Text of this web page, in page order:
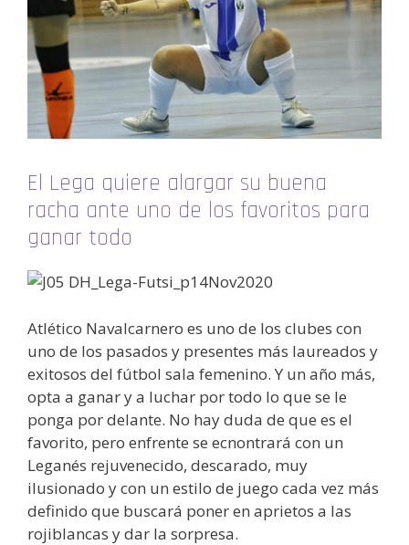
El Lega quiere alargar su buena
racha ante uno de los favoritos para
ganar todo
Atlético Navalcarnero es uno de los clubes con
uno de los pasados y presentes más laureados y
exitosos del fútbol sala femenino. Y un año más,
opta a ganar y a luchar por todo lo que se le
ponga por delante. No hay duda de que es el
favorito, pero enfrente se ecnontrará con un
Leganés rejuvenecido, descarado, muy
ilusionado y con un estilo de juego cada vez más
definido que buscará poner en aprietos a las
rojiblancas y dar la sorpresa.